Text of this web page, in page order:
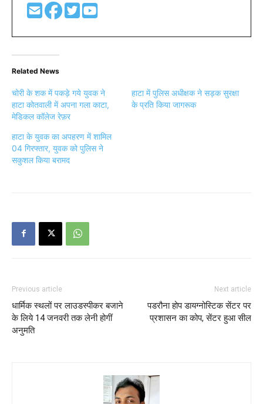
Related News
चोरी के शक में पकड़े गये युवक ने
हाटा कोतवाली में अपना गला काटा,
मेडिकल कॉलेज रेफ़र
हाटा में पुलिस अधीक्षक ने सड़क सुरक्षा
के प्रति किया जागरूक
हाटा के युवक का अपहरण में शामिल
04 गिरफ्तार, युवक को पुलिस ने
सकुशल किया बरामद
Previous article
धार्मिक स्थलों पर लाउडस्पीकर बजाने
के लिये 14 जनवरी तक लेनी होगीं
अनुमति
Next article
पडरौना होप डायग्नोस्टिक सेंटर पर
प्रशासन का कोप, सेंटर हुआ सील